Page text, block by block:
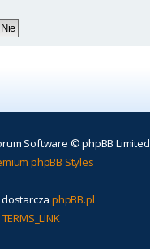
Software © phpBB Limited
phpBB Styles
phpBB.pl
TERMS_LINK